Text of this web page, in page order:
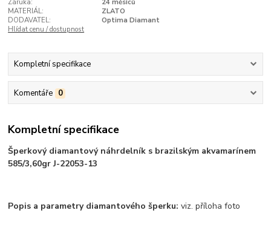
Záruka:
24 měsíců
MATERIÁL:
ZLATO
DODAVATEL:
Optima Diamant
Hlídat cenu / dostupnost
Kompletní specifikace
Komentáře 0
Kompletní specifikace
Šperkový diamantový náhrdelník s brazilským akvamarínem
585/3,60gr J-22053-13
Popis a parametry diamantového šperku: viz. příloha foto